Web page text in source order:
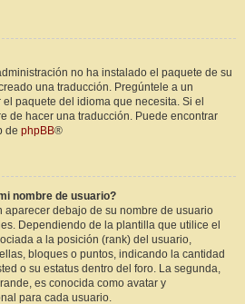
no ha instalado el paquete de su
una traducción. Pregúntele a un
paquete del idioma que necesita. Si el
de hacer una traducción. Puede encontrar
de phpBB®
nombre de usuario?
aparecer debajo de su nombre de usuario
Dependiendo de la plantilla que utilice el
a la posición (rank) del usuario,
bloques o puntos, indicando la cantidad
o su estatus dentro del foro. La segunda,
es conocida como avatar y
para cada usuario.